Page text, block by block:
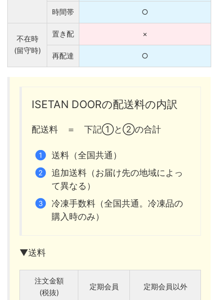
時間帯 ○
不在時
(留守時)
置き配 ×
再配達 ○
ISETAN DOORの配送料の内訳
配送料 ＝ 下記①と②の合計
送料（全国共通）
追加送料（お届け先の地域によっ
て異なる）
冷凍手数料（全国共通。冷凍品の
購入時のみ）
▼送料
注文金額
(税抜)
定期会員 定期会員以外